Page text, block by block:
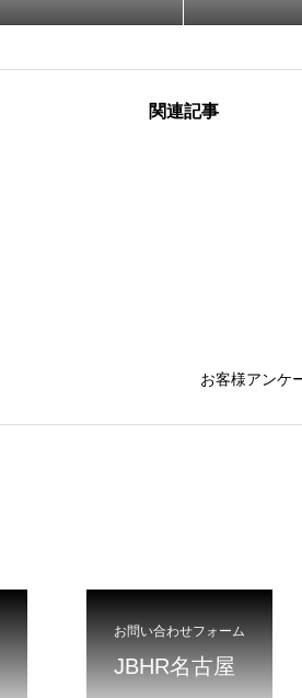
関連記事
お客様アンケ
お問い合わせフォーム
JBHR名古屋